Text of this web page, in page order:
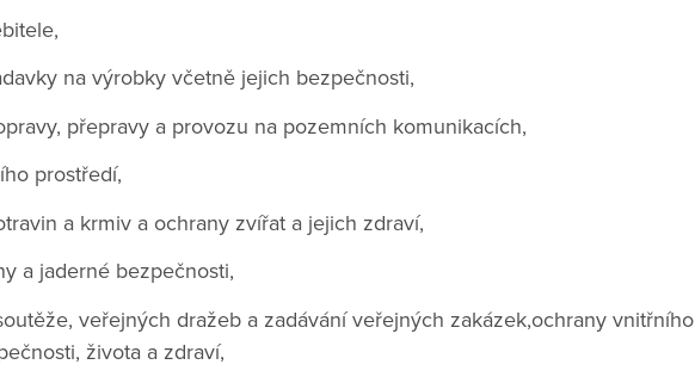
na výrobky včetně jejich bezpečnosti,
přepravy a provozu na pozemních komunikacích,
prostředí,
a krmiv a ochrany zvířat a jejich zdraví,
a jaderné bezpečnosti,
veřejných dražeb a zadávání veřejných zakázek,ochrany vnitřního
života a zdraví,